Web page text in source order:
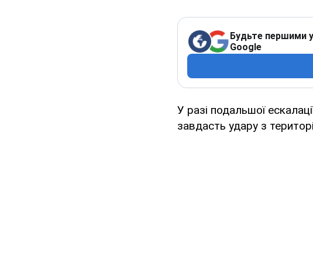
Будьте першими
Google
У разі подальшої
завдасть удару з